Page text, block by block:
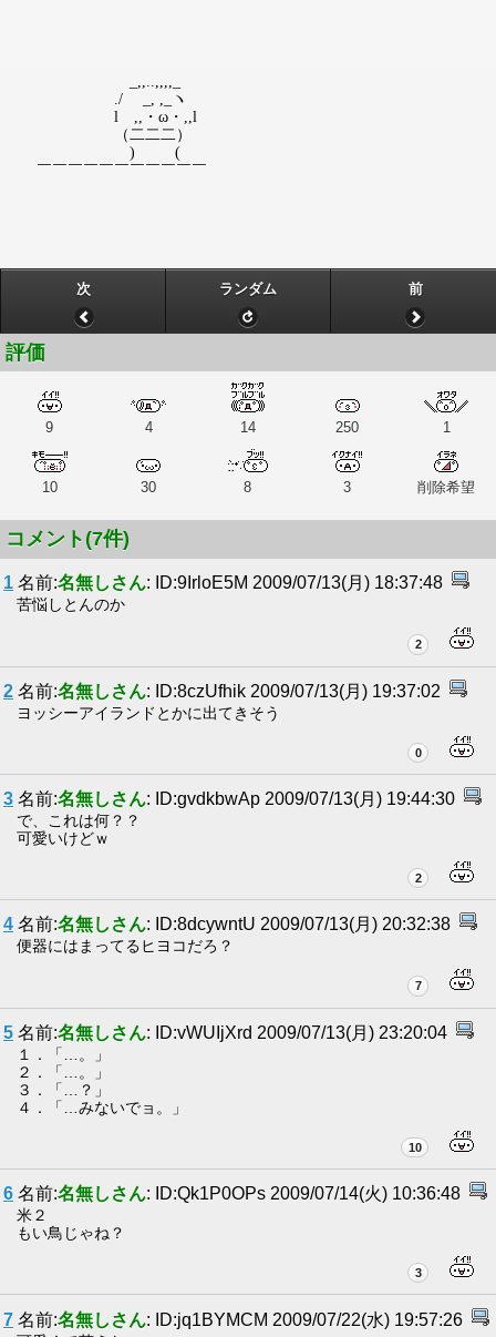
_,,..,,,,_
./ _, ,_ヽ
l ,,・ω・,,l
（二二二）
) (
￣￣￣￣￣￣￣￣￣￣￣
次 ランダム 前
評価
9 4 14 250 1
10 30 8 3 削除希望
コメント(7件)
1 名前:名無しさん: ID:9IrloE5M 2009/07/13(月) 18:37:48
苦悩しとんのか
2
2 名前:名無しさん: ID:8czUfhik 2009/07/13(月) 19:37:02
ヨッシーアイランドとかに出てきそう
0
3 名前:名無しさん: ID:gvdkbwAp 2009/07/13(月) 19:44:30
で、これは何？？
可愛いけどｗ
2
4 名前:名無しさん: ID:8dcywntU 2009/07/13(月) 20:32:38
便器にはまってるヒヨコだろ？
7
5 名前:名無しさん: ID:vWUIjXrd 2009/07/13(月) 23:20:04
１．「…。」
２．「…。」
３．「…？」
４．「…みないでョ。」
10
6 名前:名無しさん: ID:Qk1P0OPs 2009/07/14(火) 10:36:48
米２
もい鳥じゃね？
3
7 名前:名無しさん: ID:jq1BYMCM 2009/07/22(水) 19:57:26